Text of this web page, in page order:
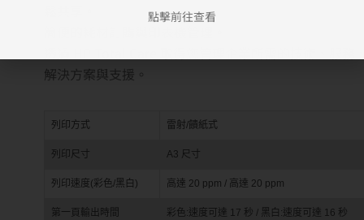
解決方案與支援。
列印方式 雷射/饋紙式
列印尺寸 A3 尺寸
列印速度(彩色/黑白) 高達 20 ppm / 高達 20 ppm
第一頁輸出時間 彩色:速度可達 17 秒 / 黑白:速度可達 16 秒
點擊前往查看